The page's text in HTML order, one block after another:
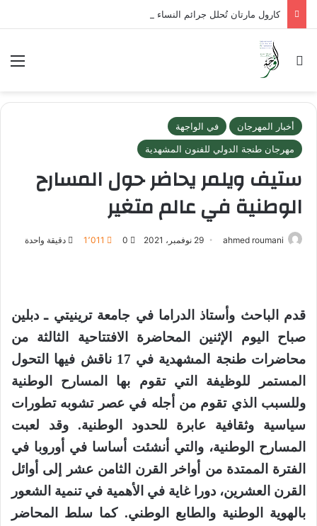
كارول مارتان تُحلل جرائم النساء في الأدب والمسرح والتاريخ
بحث عن
أخبار المهرجان
في الواجهة
مهرجان طنجة الدولي للفنون المشهدية
ستيف ويلمر يحاضر حول المسارح
الوطنية في عالم متغير
ahmed roumani 29 نوفمبر، 2021 0 1٬011 دقيقة واحدة
قدم الباحث وأستاذ الدراما في جامعة ترينيتي ـ دبلين
صباح اليوم الإثنين المحاضرة الافتتاحية الثالثة من
محاضرات طنجة المشهدية في 17 ناقش فيها التحول
المستمر للوظيفة التي تقوم بها المسارح الوطنية
وللسبب الذي تقوم من أجله في عصر تشوبه تطورات
سياسية وثقافية عابرة للحدود الوطنية. وقد لعبت
المسارح الوطنية، والتي أنشئت أساسا في أوروبا في
الفترة الممتدة من أواخر القرن الثامن عشر إلى أوائل
القرن العشرين، دورا غاية في اﻷهمية في تنمية الشعور
بالهوية الوطنية والطابع الوطني. كما سلط المحاضر